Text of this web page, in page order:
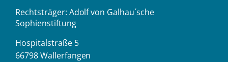
Rechtsträger: Adolf von Galhau´sche
Sophienstiftung
Hospitalstraße 5
66798 Wallerfangen